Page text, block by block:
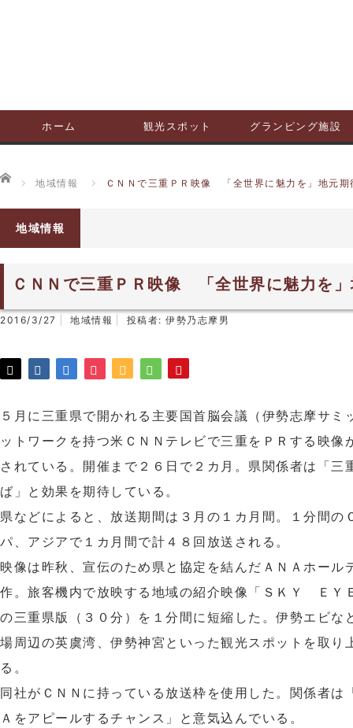
ホーム 観光スポット グランピング施設
ホーム
地域情報 ＣＮＮで三重ＰＲ映像 「全世界に魅力を」地元期
地域情報
ＣＮＮで三重ＰＲ映像 「全世界に魅力を
2016/3/27 地域情報 投稿者: 伊勢乃志摩男
５月に三重県で開かれる主要国首脳会議（伊勢志摩サミ
ットワークを持つ米ＣＮＮテレビで三重をＰＲする映像
されている。開催まで２６日で２カ月。県関係者は「三
ば」と効果を期待している。
県などによると、放送期間は３月の１カ月間。１分間の
パ、アジアで１カ月間で計４８回放送される。
映像は昨秋、宣伝のため県と協定を結んだＡＮＡホール
作。旅客機内で放映する地域の紹介映像「ＳＫＹ Ｅ
の三重県版（３０分）を１分間に短縮した。伊勢エビな
場周辺の英虞湾、伊勢神宮といった観光スポットを取り
る。
同社がＣＮＮに持っている放送枠を使用した。関係者は
Ａをアピールするチャンス」と意気込んでいる。